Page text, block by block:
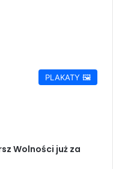
PLAKATY 🖼️
Wolności już za